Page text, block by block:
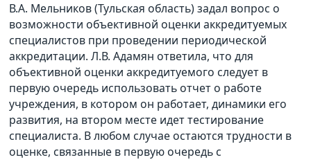
В.А. Мельников (Тульская область) задал вопрос о
возможности объективной оценки аккредитуемых
специалистов при проведении периодической
аккредитации. Л.В. Адамян ответила, что для
объективной оценки аккредитуемого следует в
первую очередь использовать отчет о работе
учреждения, в котором он работает, динамики его
развития, на втором месте идет тестирование
специалиста. В любом случае остаются трудности в
оценке, связанные в первую очередь с